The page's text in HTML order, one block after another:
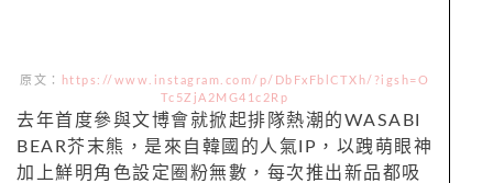
原文：
https://www.instagram.com/p/DbFxFblCTXh/?igsh=O
Tc5ZjA2MG41c2Rp
去年首度參與文博會就掀起排隊熱潮的WASABI
BEAR芥末熊，是來自韓國的人氣IP，以跩萌眼神
加上鮮明角色設定圈粉無數，每次推出新品都吸